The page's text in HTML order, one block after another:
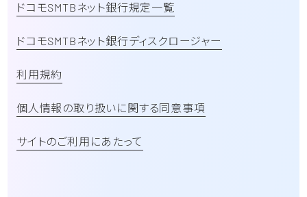
ドコモSMTBネット銀行規定一覧
ドコモSMTBネット銀行ディスクロージャー
利用規約
個人情報の取り扱いに関する同意事項
サイトのご利用にあたって